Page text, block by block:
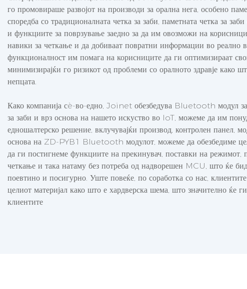
го промовираше развојот на производи за орална нега, особено
споредба со традиционалната четка за заби, паметната четка за
и функциите за поврзување заедно за да им овозможи на
навики за четкање и да добиваат повратни информации во реално
функционалност им помага на корисниците да ги оптимизираат
минимизирајќи го ризикот од проблеми со оралното здравје како
непцата.
Како компанија сè-во-едно, Joinet обезбедува Bluetooth модул
за заби и врз основа на нашето искуство во IoT, можеме да им
едношалтерско решение, вклучувајќи производ, контролен панел,
основа на ZD-PYB1 Bluetooth модулот, можеме да обезбедиме
да ги постигнеме функциите на прекинувач, поставки на режимот,
четкање и така натаму без потреба од надворешен MCU, што ќе
поевтино и посигурно. Уште повеќе, по соработка со нас,
целиот материјал како што е хардверска шема, што значително ќе
клиентите